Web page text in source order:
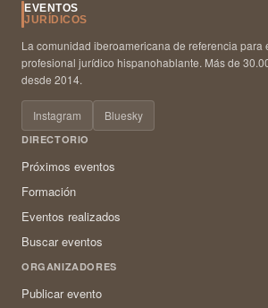
EVENTOS
JURÍDICOS
La comunidad iberoamericana de referencia para
profesional jurídico hispanohablante. Más de
desde 2014.
Instagram Bluesky
DIRECTORIO
Próximos eventos
Formación
Eventos realizados
Buscar eventos
ORGANIZADORES
Publicar evento